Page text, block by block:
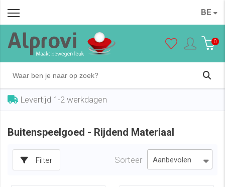
BE
0
Levertijd 1-2 werkdagen
Buitenspeelgoed - Rijdend Materiaal
Filter Sorteer